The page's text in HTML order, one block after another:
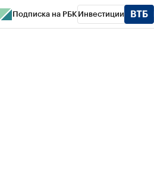
Подписка на РБК Инвестиции